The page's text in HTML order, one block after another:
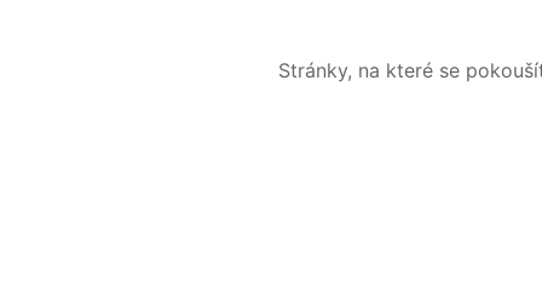
Stránky, na které se